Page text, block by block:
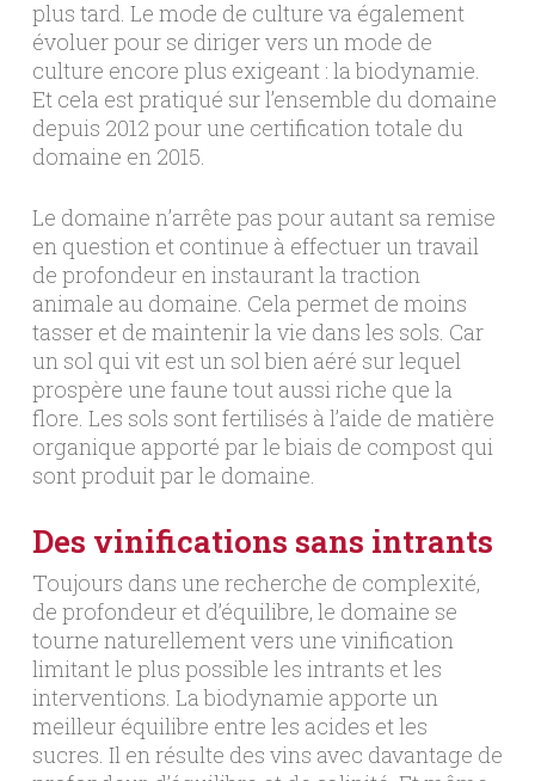
plus tard. Le mode de culture va également
évoluer pour se diriger vers un mode de
culture encore plus exigeant : la biodynamie.
Et cela est pratiqué sur l’ensemble du domaine
depuis 2012 pour une certification totale du
domaine en 2015.
Le domaine n’arrête pas pour autant sa remise
en question et continue à effectuer un travail
de profondeur en instaurant la traction
animale au domaine. Cela permet de moins
tasser et de maintenir la vie dans les sols. Car
un sol qui vit est un sol bien aéré sur lequel
prospère une faune tout aussi riche que la
flore. Les sols sont fertilisés à l’aide de matière
organique apporté par le biais de compost qui
sont produit par le domaine.
Des vinifications sans intrants
Toujours dans une recherche de complexité,
de profondeur et d’équilibre, le domaine se
tourne naturellement vers une vinification
limitant le plus possible les intrants et les
interventions. La biodynamie apporte un
meilleur équilibre entre les acides et les
sucres. Il en résulte des vins avec davantage de